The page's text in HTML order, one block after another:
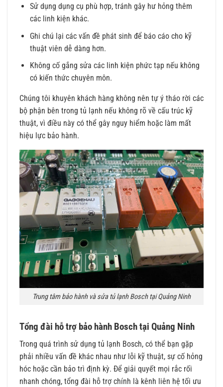
Sử dụng dụng cụ phù hợp, tránh gây hư hỏng thêm
các linh kiện khác.
Ghi chú lại các vấn đề phát sinh để báo cáo cho kỹ
thuật viên dễ dàng hơn.
Không cố gắng sửa các linh kiện phức tạp nếu không
có kiến thức chuyên môn.
Chúng tôi khuyên khách hàng không nên tự ý tháo rời các
bộ phận bên trong tủ lạnh nếu không rõ về cấu trúc kỹ
thuật, vì điều này có thể gây nguy hiểm hoặc làm mất
hiệu lực bảo hành.
Trung tâm bảo hành và sửa tủ lạnh Bosch tại Quảng Ninh
Tổng đài hỗ trợ bảo hành Bosch tại Quảng Ninh
Trong quá trình sử dụng tủ lạnh Bosch, có thể bạn gặp
phải nhiều vấn đề khác nhau như lỗi kỹ thuật, sự cố hỏng
hóc hoặc cần bảo trì định kỳ. Để giải quyết mọi rắc rối
nhanh chóng, tổng đài hỗ trợ chính là kênh liên hệ tối ưu